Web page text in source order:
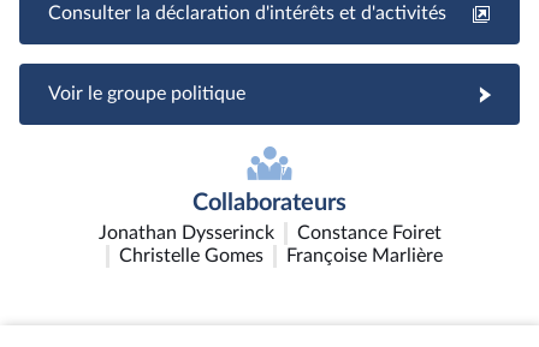
Consulter la déclaration d'intérêts et d'activités
Voir le groupe politique
Collaborateurs
Jonathan Dysserinck
Constance Foiret
Christelle Gomes
Françoise Marlière